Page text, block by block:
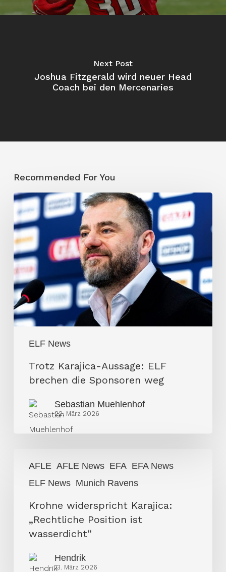
Next Post
Joshua Fitzgerald wird neuer Head
Coach bei den Mercenaries
Recommended For You
ELF News
Trotz
Karajica-
Aussage:
ELF
brechen
die
Sponsoren
weg
Trotz Karajica-Aussage: ELF
brechen die Sponsoren weg
Sebastian Muehlenhof
22. März 2026
AFLE AFLE News EFA EFA News
ELF News Munich Ravens
widerspricht
Karajica:
„Rechtliche
Position
Krohne widerspricht Karajica:
„Rechtliche Position ist
wasserdicht“
Hendrik
13. März 2026